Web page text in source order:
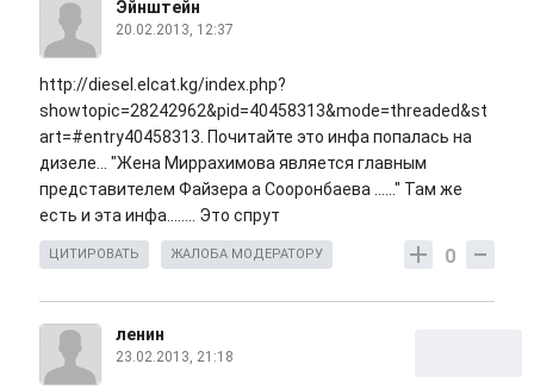
Эйнштейн
20.02.2013, 12:37
http://diesel.elcat.kg/index.php?
showtopic=28242962&pid=40458313&mode=threaded&st
art=#entry40458313. Почитайте это инфа попалась на
дизеле... "Жена Миррахимова является главным
представителем Файзера а Сооронбаева ......" Там же
есть и эта инфа........ Это спрут
0
ЦИТИРОВАТЬ ЖАЛОБА МОДЕРАТОРУ
ленин
23.02.2013, 21:18